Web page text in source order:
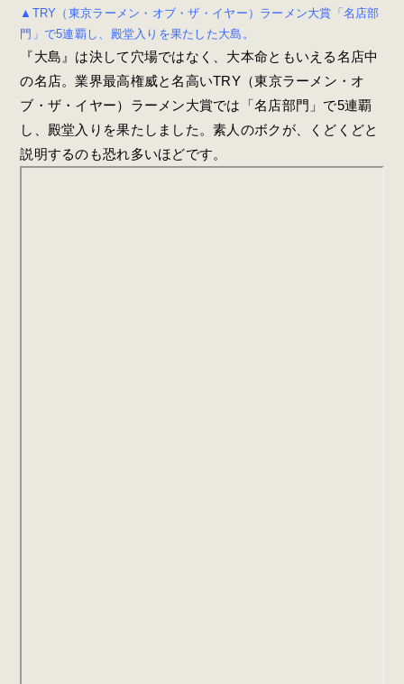
▲TRY（東京ラーメン・オブ・ザ・イヤー）ラーメン大賞「名店部
門」で5連覇し、殿堂入りを果たした大島。
『大島』は決して穴場ではなく、大本命ともいえる名店中
の名店。業界最高権威と名高いTRY（東京ラーメン・オ
ブ・ザ・イヤー）ラーメン大賞では「名店部門」で5連覇
し、殿堂入りを果たしました。素人のボクが、くどくどと
説明するのも恐れ多いほどです。